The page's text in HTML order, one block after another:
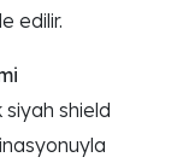
edilir.
siyah shield